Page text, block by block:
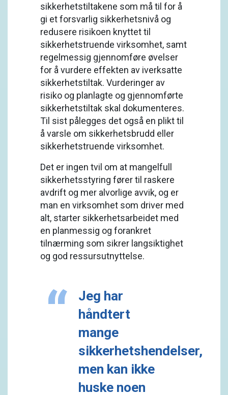
sikkerhetstiltakene som må til for å
gi et forsvarlig sikkerhetsnivå og
redusere risikoen knyttet til
sikkerhetstruende virksomhet, samt
regelmessig gjennomføre øvelser
for å vurdere effekten av iverksatte
sikkerhetstiltak. Vurderinger av
risiko og planlagte og gjennomførte
sikkerhetstiltak skal dokumenteres.
Til sist pålegges det også en plikt til
å varsle om sikkerhetsbrudd eller
sikkerhetstruende virksomhet.
Det er ingen tvil om at mangelfull
sikkerhetsstyring fører til raskere
avdrift og mer alvorlige avvik, og er
man en virksomhet som driver med
alt, starter sikkerhetsarbeidet med
en planmessig og forankret
tilnærming som sikrer langsiktighet
og god ressursutnyttelse.
Jeg har
håndtert
mange
sikkerhetshendelser,
men kan ikke
huske noen